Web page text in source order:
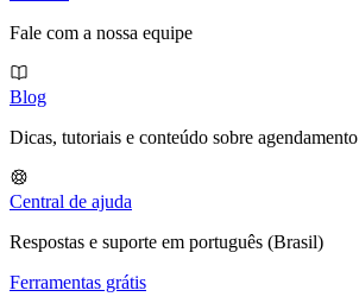
Fale com a nossa equipe
Blog
Dicas, tutoriais e conteúdo sobre agendamento
Central de ajuda
Respostas e suporte em português (Brasil)
Ferramentas grátis